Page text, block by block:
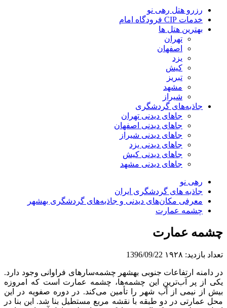
رزرو هتل رهی نو
خدمات CIP فرودگاه امام
بهترین هتل ها
تهران
اصفهان
یزد
کیش
تبریز
مشهد
شیراز
جاذبه‌های گردشگری
جاهای دیدنی تهران
جاهای دیدنی اصفهان
جاهای دیدنی شیراز
جاهای دیدنی یزد
جاهای دیدنی کیش
جاهای دیدنی مشهد
رهی نو
جاذبه های گردشگری ایران
معرفی مکان‌های دیدنی و جاذبه‌های گردشگری بهشهر
چشمه عمارت
چشمه عمارت
تعداد بازدید: ۱۹۲۸ 1396/09/22
در دامنه ارتفاعات جنوبى بهشهر چشمه‌سارهاى فراوانى وجود دارد.
یکى از پر آب‌ترینِ این چشمه‌ها، چشمه عمارت است که امروزه
بیش از نیمى از آب شهر را تأمین مى‌کند. در دوره صفویه در این
محل عمارتى در دو طبقه با نقشه مربع مستطیل بنا شد. این بنا در